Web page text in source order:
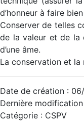
d’honneur à faire
Conserver de telles
de la valeur et de la
d’une âme.
La conservation et la
Date de création :
Dernière
Catégorie : CSPV